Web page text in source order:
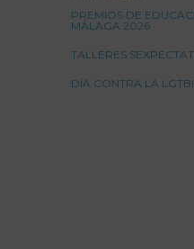
PREMIOS DE
MÁLAGA 2026
TALLERES
DÍA CONTRA LA